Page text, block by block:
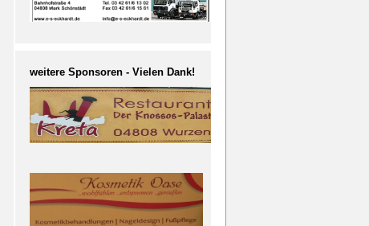
weitere Sponsoren - Vielen Dank!